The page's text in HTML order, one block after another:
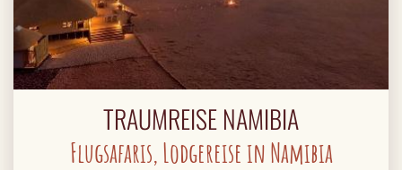
TRAUMREISE NAMIBIA
Flugsafaris, Lodgereise in Namibia